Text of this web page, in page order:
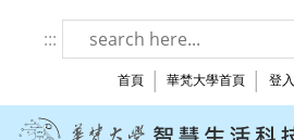
:::
首頁 華梵大學首頁 登入